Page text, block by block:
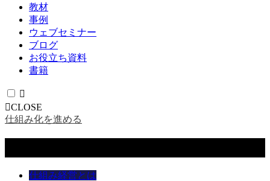
教材
事例
ウェブセミナー
ブログ
お役立ち資料
書籍
CLOSE
仕組み化を進める
仕組み経営とは